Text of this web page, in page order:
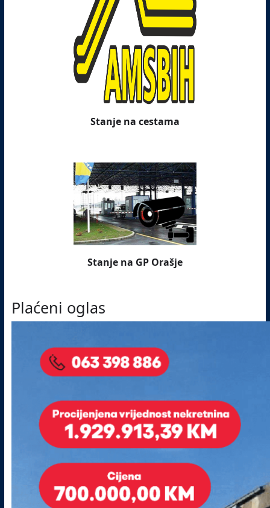
Stanje na cestama
Stanje na GP Orašje
Plaćeni oglas